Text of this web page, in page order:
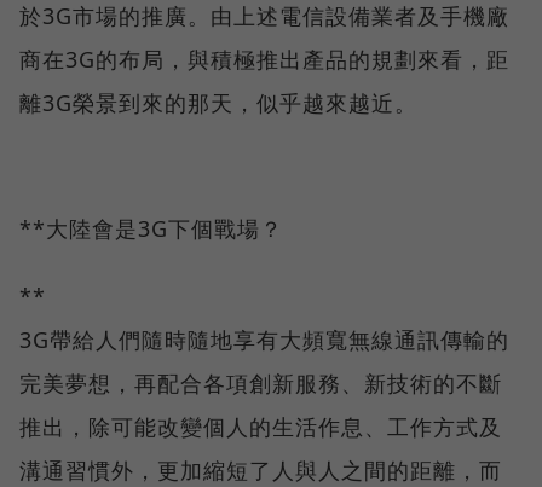
於3G市場的推廣。由上述電信設備業者及手機廠
商在3G的布局，與積極推出產品的規劃來看，距
離3G榮景到來的那天，似乎越來越近。
**大陸會是3G下個戰場？
**
3G帶給人們隨時隨地享有大頻寬無線通訊傳輸的
完美夢想，再配合各項創新服務、新技術的不斷
推出，除可能改變個人的生活作息、工作方式及
溝通習慣外，更加縮短了人與人之間的距離，而